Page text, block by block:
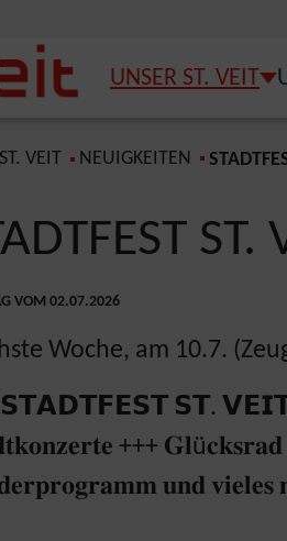
UNSER ST. VEIT
VEIT NEUIGKEITEN
ST.
VOM 02.07.2026
Woche, am 10.7.
𝗦𝗧𝗔𝗗𝗧𝗙𝗘𝗦𝗧 𝗦𝗧. 𝗩𝗘𝗜𝗧
+++
𝐮𝐧𝐝 𝐯𝐢𝐞𝐥𝐞𝐬